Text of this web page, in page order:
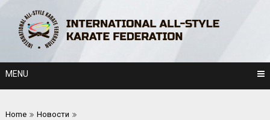
content
MENU
Home
Новости